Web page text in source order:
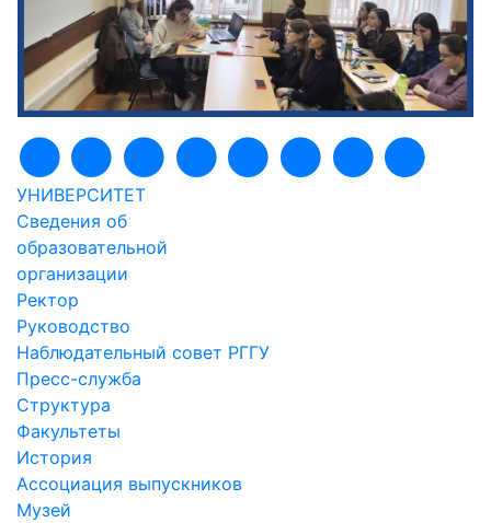
УНИВЕРСИТЕТ
Сведения об
образовательной
организации
Ректор
Руководство
Наблюдательный совет РГГУ
Пресс-служба
Структура
Факультеты
История
Ассоциация выпускников
Музей